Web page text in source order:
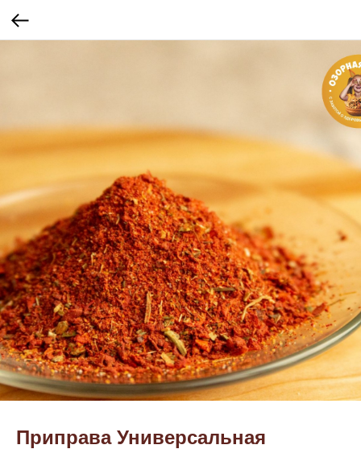
Приправа Универсальная